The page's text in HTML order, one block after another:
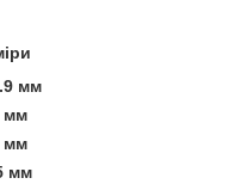
мм
мм
мм
мм